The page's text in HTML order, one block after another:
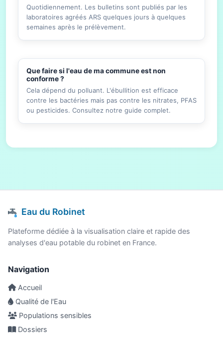
Quotidiennement. Les bulletins sont publiés par les
laboratoires agréés ARS quelques jours à quelques
semaines après le prélèvement.
Que faire si l'eau de ma commune est non
conforme ?
Cela dépend du polluant. L'ébullition est efficace
contre les bactéries mais pas contre les nitrates, PFAS
ou pesticides. Consultez notre guide complet.
Eau du Robinet
Plateforme dédiée à la visualisation claire et rapide des
analyses d'eau potable du robinet en France.
Navigation
Accueil
Qualité de l'Eau
Populations sensibles
Dossiers